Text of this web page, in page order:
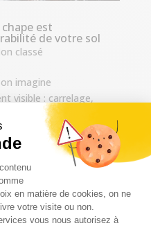
est
de votre sol
classé
imagine
visible : carrelage,
naturelle. Pourtant, la
la solidité et la
trouve en dessous : la